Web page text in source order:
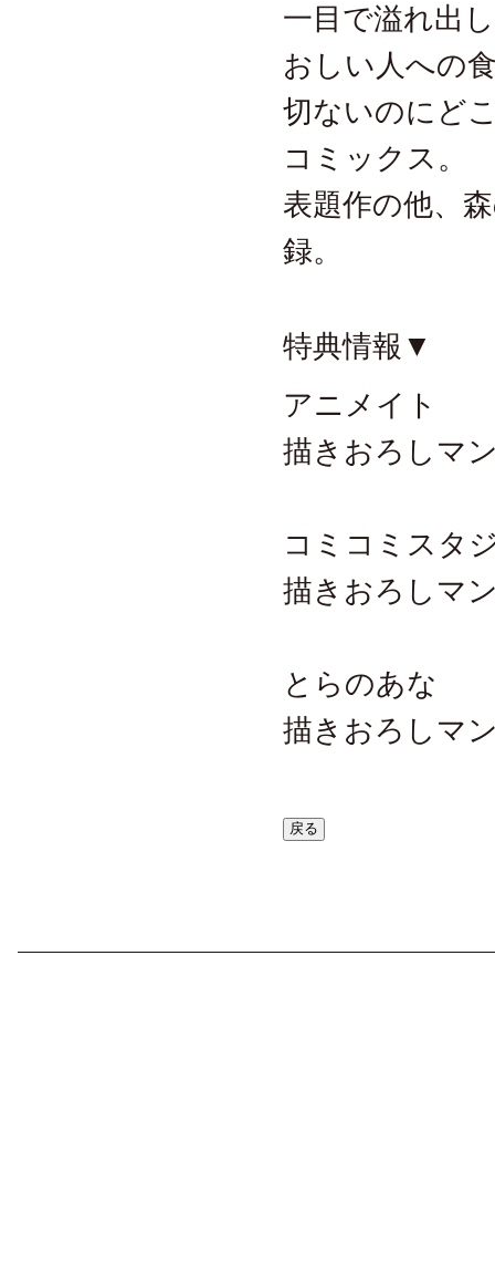
一目で溢れ出
おしい人への
切ないのにど
コミックス。
表題作の他、
録。
特典情報▼
アニメイト
描きおろしマ
コミコミスタ
描きおろしマ
とらのあな
描きおろしマ